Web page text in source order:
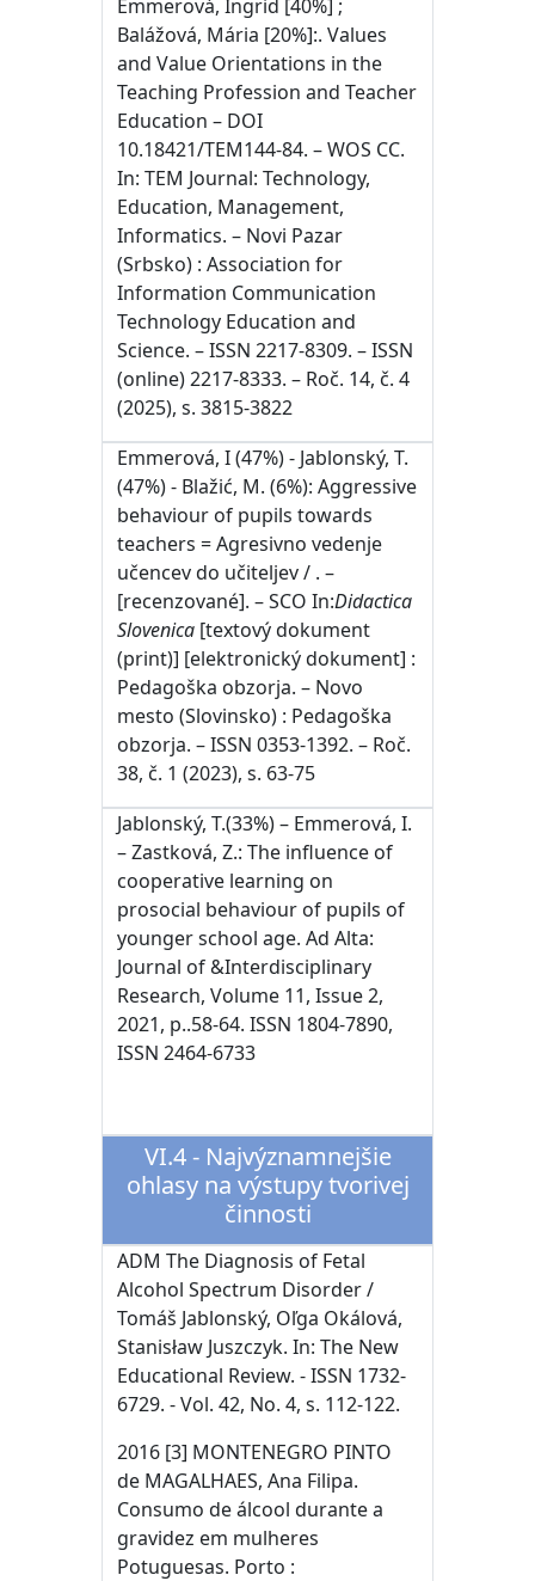
Emmerová, Ingrid [40%] ;
Balážová, Mária [20%]:. Values
and Value Orientations in the
Teaching Profession and Teacher
Education – DOI
10.18421/TEM144-84. – WOS CC.
In: TEM Journal: Technology,
Education, Management,
Informatics. – Novi Pazar
(Srbsko) : Association for
Information Communication
Technology Education and
Science. – ISSN 2217-8309. – ISSN
(online) 2217-8333. – Roč. 14, č. 4
(2025), s. 3815-3822
Emmerová, I (47%) - Jablonský, T.
(47%) - Blažić, M. (6%): Aggressive
behaviour of pupils towards
teachers = Agresivno vedenje
učencev do učiteljev / . –
[recenzované]. – SCO In:Didactica
Slovenica[textový dokument
(print)] [elektronický dokument] :
Pedagoška obzorja. – Novo
mesto (Slovinsko) : Pedagoška
obzorja. – ISSN 0353-1392. – Roč.
38, č. 1 (2023), s. 63-75
Jablonský, T.(33%) – Emmerová, I.
– Zastková, Z.: The influence of
cooperative learning on
prosocial behaviour of pupils of
younger school age. Ad Alta:
Journal of &Interdisciplinary
Research, Volume 11, Issue 2,
2021, p..58-64. ISSN 1804-7890,
ISSN 2464-6733
VI.4 - Najvýznamnejšie
ohlasy na výstupy tvorivej
činnosti
ADM The Diagnosis of Fetal
Alcohol Spectrum Disorder /
Tomáš Jablonský, Oľga Okálová,
Stanisław Juszczyk. In: The New
Educational Review. - ISSN 1732-
6729. - Vol. 42, No. 4, s. 112-122.
2016 [3] MONTENEGRO PINTO
de MAGALHAES, Ana Filipa.
Consumo de álcool durante a
gravidez em mulheres
Potuguesas. Porto :